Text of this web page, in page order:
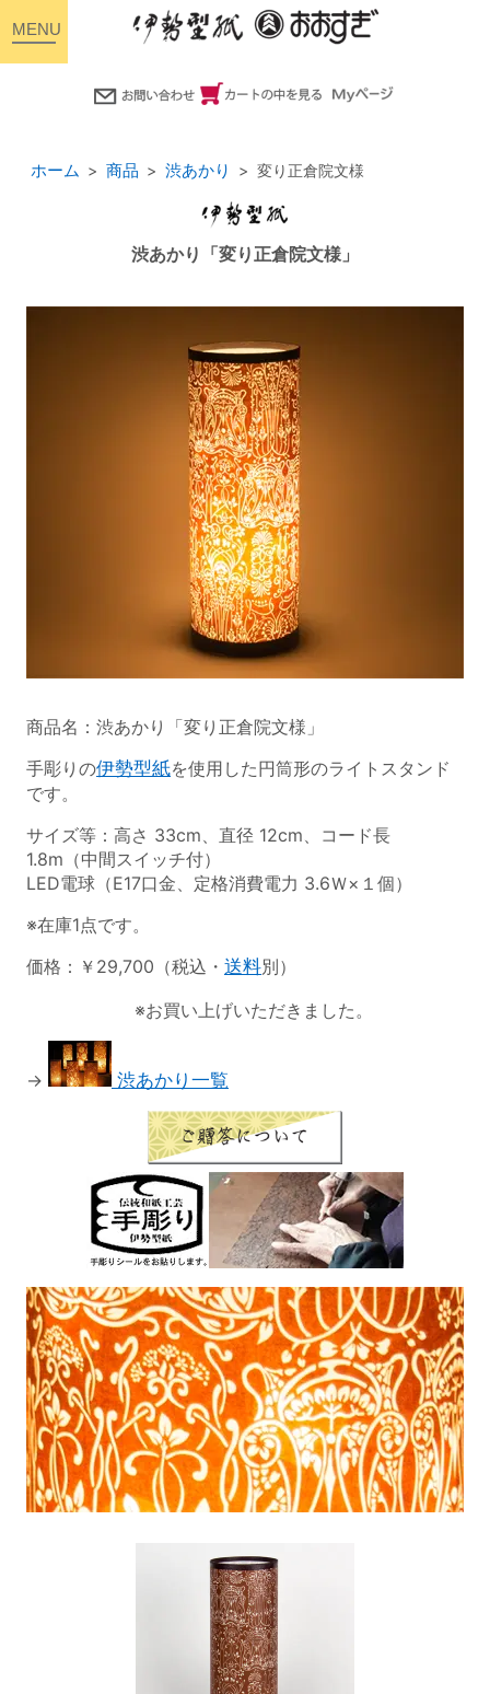
ホーム 商品 渋あかり 変り正倉院文様
渋あかり「変り正倉院文様」
商品名：渋あかり「変り正倉院文様」
手彫りの伊勢型紙を使用した円筒形のライトスタンド
です。
サイズ等：高さ 33cm、直径 12cm、コード長
1.8m（中間スイッチ付）
LED電球（E17口金、定格消費電力 3.6Ｗ×１個）
※在庫1点です。
価格：￥29,700（税込・ 送料別）
※お買い上げいただきました。
→ 渋あかり一覧
toggle
navigation